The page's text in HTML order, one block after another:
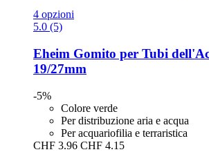
4 opzioni
5.0 (5)
Eheim Gomito per Tubi
19/27mm
-5%
Colore verde
Per distribuzione aria e acqua
Per acquariofilia e terraristica
CHF 3.96 CHF 4.15